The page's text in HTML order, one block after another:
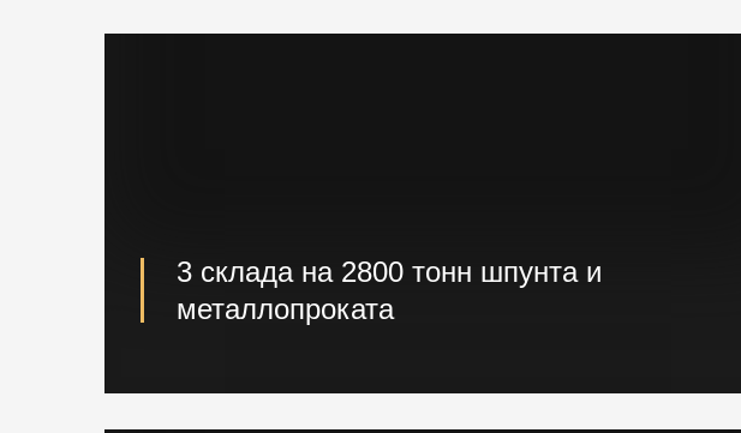
3 склада на 2800 тонн шпунта и
металлопроката
и доставка на ваш объект.